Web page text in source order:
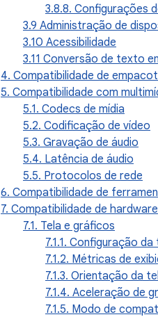
3.8.8. Configurações
3.9 Administração de
3.10 Acessibilidade
3.11 Conversão de texto
4. Compatibilidade de
5. Compatibilidade com
5.1. Codecs de mídia
5.2. Codificação de vídeo
5.3. Gravação de áudio
5.4. Latência de áudio
5.5. Protocolos de rede
6. Compatibilidade de
7. Compatibilidade de hardware
7.1. Tela e gráficos
7.1.1. Configuração da
7.1.2. Métricas de
7.1.3. Orientação da
7.1.4. Aceleração de
7.1.5. Modo de